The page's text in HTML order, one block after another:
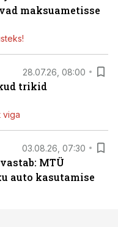
maksuametisse
28.07.26, 08:00
trikid
viga
03.08.26, 07:30
MTÜ
auto kasutamise